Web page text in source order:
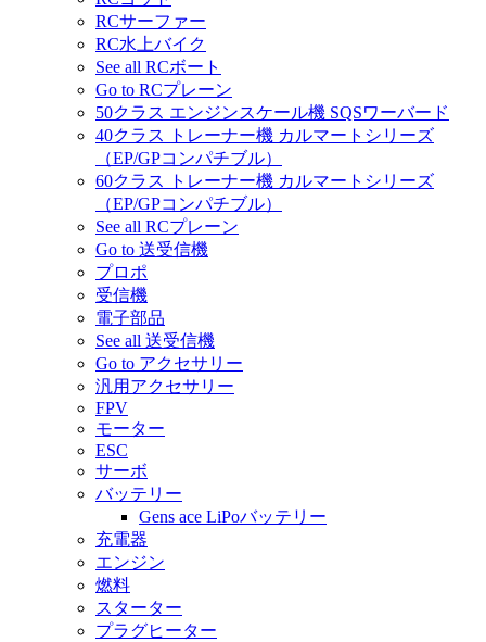
RCサーファー
RC水上バイク
See all RCボート
Go to RCプレーン
50クラス エンジンスケール機 SQSワーバード
40クラス トレーナー機 カルマートシリーズ
（EP/GPコンパチブル）
60クラス トレーナー機 カルマートシリーズ
（EP/GPコンパチブル）
See all RCプレーン
Go to 送受信機
プロポ
受信機
電子部品
See all 送受信機
Go to アクセサリー
汎用アクセサリー
FPV
モーター
ESC
サーボ
バッテリー
Gens ace LiPoバッテリー
充電器
エンジン
燃料
スターター
プラグヒーター